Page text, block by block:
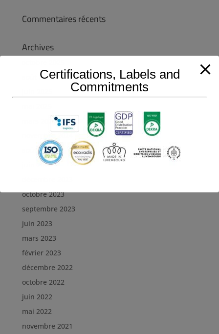
Commentaires récents
Archives
août 2025
mars 2025
août 2024
juin 2024
octobre 2023
septembre 2023
juin 2023
mars 2023
février 2023
décembre 2022
octobre 2022
juin 2022
mai 2022
novembre 2021
Certifications, Labels and
Commitments